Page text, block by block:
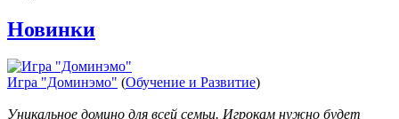
Новинки
Игра "Доминэмо" (Обучение и Развитие)
Уникальное домино для всей семьи. Игрокам нужно будет